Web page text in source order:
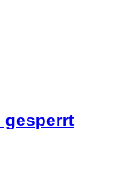
gesperrt